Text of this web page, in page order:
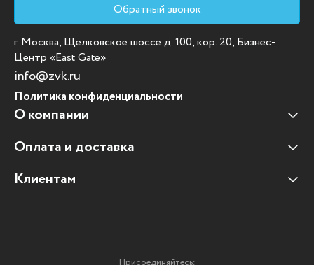
Обратный звонок
г. Москва, Щелковское шоссе д. 100, кор. 20, Бизнес-
Центр «East Gate»
info@zvk.ru
Политика конфиденциальности
О компании
Наши клиенты
Отзывы клиентов
Оплата и доставка
Оплата и доставка
Клиентам